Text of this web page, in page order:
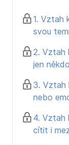
Honza
zkušenosti a
sférách
otázek,
spokojenost.
1. Vztah
svou
2. Vztah
jen
3. Vztah
nebo
4. Vztah
cítit i